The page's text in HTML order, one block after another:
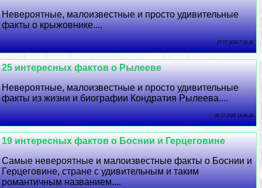
Невероятные, малоизвестные и просто удивительные
факты о крыжовнике....
27 07 2026 7:52:36
25 интересных фактов о Рылееве
Невероятные, малоизвестные и просто удивительные
факты из жизни и биографии Кондратия Рылеева....
26 07 2026 14:46:34
19 интересных фактов о Боснии и Герцеговине
Самые невероятные и малоизвестные факты о Боснии и
Герцеговине, стране с удивительным и таким
романтичным названием....